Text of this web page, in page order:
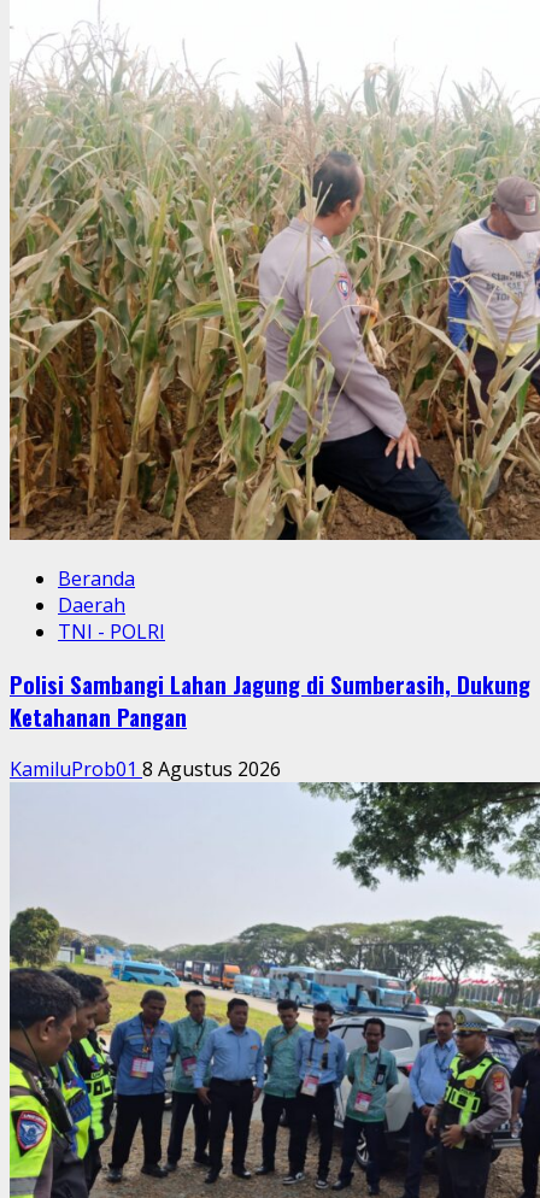
Beranda
Daerah
TNI - POLRI
Polisi Sambangi Lahan Jagung di Sumberasih, Dukung
Ketahanan Pangan
KamiluProb01 8 Agustus 2026